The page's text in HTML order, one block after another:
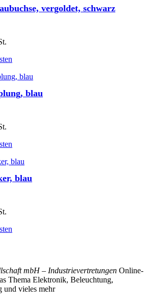
vergoldet, schwarz
blau
blau
mbH – Industrievertretungen Online-
Thema Elektronik, Beleuchtung,
und vieles mehr